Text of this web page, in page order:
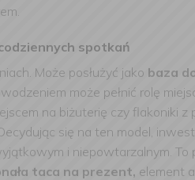
spotkań
Może posłużyć jako baza
może pełnić rolę
na biżuterię czy flakoniki z
się na ten model,
i niepowtarzalnym.
taca na prezent, element